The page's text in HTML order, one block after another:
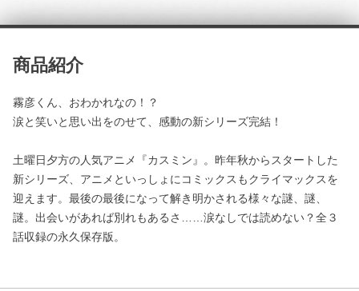
商品紹介
霧彦くん、おわかれなの！？
涙と笑いと思い出をのせて、感動の新シリーズ完結！
土曜日夕方の人気アニメ『カスミン』。昨年秋からスタートした
新シリーズ、アニメといっしょにコミックスもクライマックスを
迎えます。最後の最後になって解き明かされる様々な謎、謎、
謎。出会いがあれば別れもあるさ……涙なしでは読めない？全３
話収録の永久保存版。